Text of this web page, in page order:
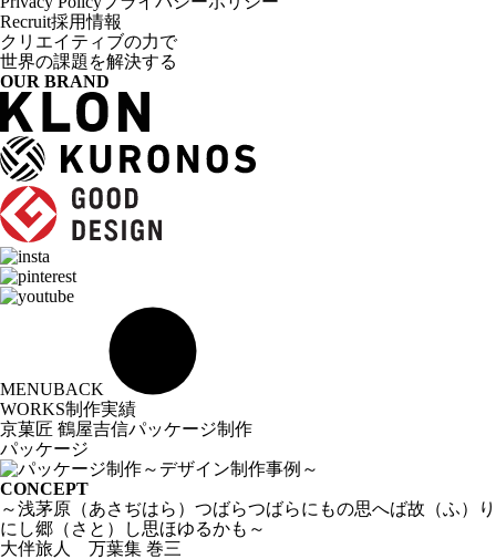
Recruit採用情報
クリエイティブの力で
世界の課題を解決する
OUR BRAND
MENUBACK
WORKS制作実績
京菓匠 鶴屋吉信パッケージ制作
パッケージ
CONCEPT
～浅茅原（あさぢはら）つばらつばらにもの思へば故（ふ）り
にし郷（さと）し思ほゆるかも～
大伴旅人 万葉集 巻三